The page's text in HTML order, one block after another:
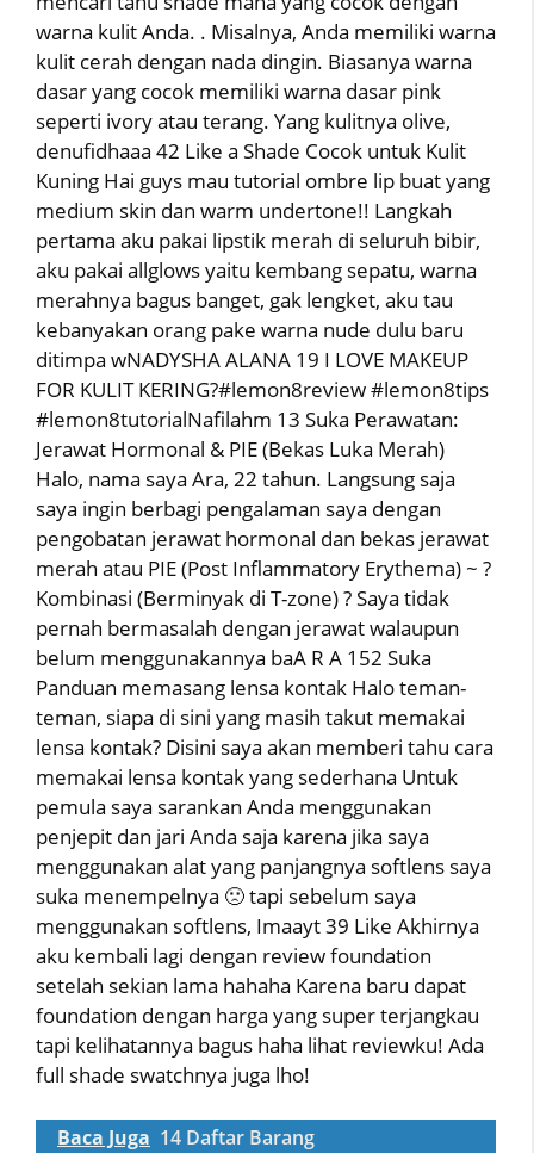
warna kulit Anda. . Misalnya, Anda memiliki warna
kulit cerah dengan nada dingin. Biasanya warna
dasar yang cocok memiliki warna dasar pink
seperti ivory atau terang. Yang kulitnya olive,
denufidhaaa 42 Like a Shade Cocok untuk Kulit
Kuning Hai guys mau tutorial ombre lip buat yang
medium skin dan warm undertone!! Langkah
pertama aku pakai lipstik merah di seluruh bibir,
aku pakai allglows yaitu kembang sepatu, warna
merahnya bagus banget, gak lengket, aku tau
kebanyakan orang pake warna nude dulu baru
ditimpa wNADYSHA ALANA 19 I LOVE MAKEUP
FOR KULIT KERING?#lemon8review #lemon8tips
#lemon8tutorialNafilahm 13 Suka Perawatan:
Jerawat Hormonal & PIE (Bekas Luka Merah)
Halo, nama saya Ara, 22 tahun. Langsung saja
saya ingin berbagi pengalaman saya dengan
pengobatan jerawat hormonal dan bekas jerawat
merah atau PIE (Post Inflammatory Erythema) ~ ?
Kombinasi (Berminyak di T-zone) ? Saya tidak
pernah bermasalah dengan jerawat walaupun
belum menggunakannya baA R A 152 Suka
Panduan memasang lensa kontak Halo teman-
teman, siapa di sini yang masih takut memakai
lensa kontak? Disini saya akan memberi tahu cara
memakai lensa kontak yang sederhana Untuk
pemula saya sarankan Anda menggunakan
penjepit dan jari Anda saja karena jika saya
menggunakan alat yang panjangnya softlens saya
suka menempelnya 🙁 tapi sebelum saya
menggunakan softlens, Imaayt 39 Like Akhirnya
aku kembali lagi dengan review foundation
setelah sekian lama hahaha Karena baru dapat
foundation dengan harga yang super terjangkau
tapi kelihatannya bagus haha lihat reviewku! Ada
full shade swatchnya juga lho!
Baca Juga 14 Daftar Barang